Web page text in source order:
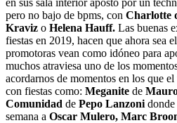
pero no bajo de bpms, con Charlotte
Kraviz o Helena Hauff. Las buenas
fiestas en 2019, hacen que ahora sea
promotoras vean como idóneo para
muchos atraviesa uno de los
acordarnos de momentos en los que
con fiestas como: Meganite de
Comunidad de Pepo Lanzoni donde
semana a Oscar Mulero, Marc